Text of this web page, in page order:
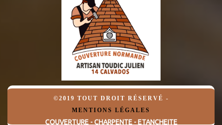
©2019 TOUT DROIT RÉSERVÉ -
MENTIONS LÉGALES
COUVERTURE - CHARPENTE - ETANCHEITE